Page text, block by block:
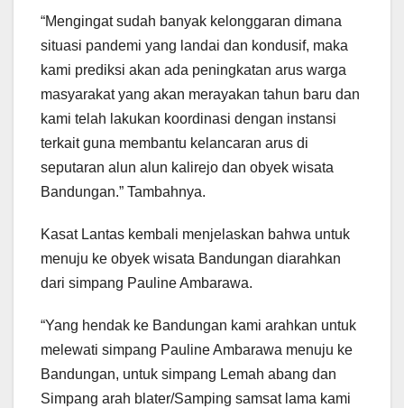
“Mengingat sudah banyak kelonggaran dimana
situasi pandemi yang landai dan kondusif, maka
kami prediksi akan ada peningkatan arus warga
masyarakat yang akan merayakan tahun baru dan
kami telah lakukan koordinasi dengan instansi
terkait guna membantu kelancaran arus di
seputaran alun alun kalirejo dan obyek wisata
Bandungan.” Tambahnya.
Kasat Lantas kembali menjelaskan bahwa untuk
menuju ke obyek wisata Bandungan diarahkan
dari simpang Pauline Ambarawa.
“Yang hendak ke Bandungan kami arahkan untuk
melewati simpang Pauline Ambarawa menuju ke
Bandungan, untuk simpang Lemah abang dan
Simpang arah blater/Samping samsat lama kami